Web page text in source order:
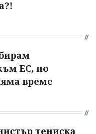
ЕС, но
време
тениска